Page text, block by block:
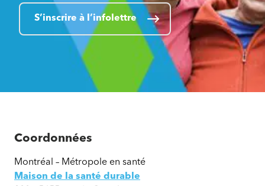
S’inscrire à l’infolettre
Coordonnées
Montréal – Métropole en santé
Maison de la santé durable